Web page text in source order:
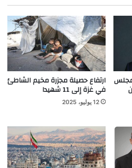
ارتفاع حصيلة مجزرة مخيم الشاطئ
في غزة إلى 11 شهيدا
12 يوليو، 2025